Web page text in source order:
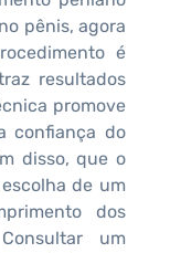
pênis, agora
é
resultados
promove
confiança do
disso, que o
de um
dos
um